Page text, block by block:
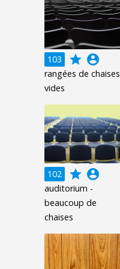
103 grade account_circle
rangées de chaises
vides
102 grade account_circle
auditorium -
beaucoup de
chaises